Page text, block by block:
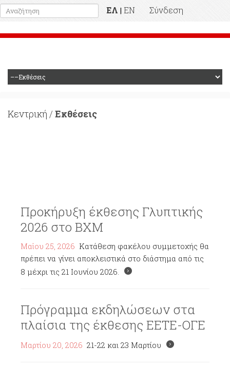
ΕΛ | EN
Σύνδεση
Κεντρική / Εκθέσεις
Προκήρυξη έκθεσης Γλυπτικής
2026 στο ΒΧΜ
Μαΐου 25, 2026 Κατάθεση φακέλου συμμετοχής θα
πρέπει να γίνει αποκλειστικά στο διάστημα από τις
8 μέχρι τις 21 Ιουνίου 2026.
Πρόγραμμα εκδηλώσεων στα
πλαίσια της έκθεσης ΕΕΤΕ-ΟΓΕ
Μαρτίου 20, 2026 21-22 και 23 Μαρτίου